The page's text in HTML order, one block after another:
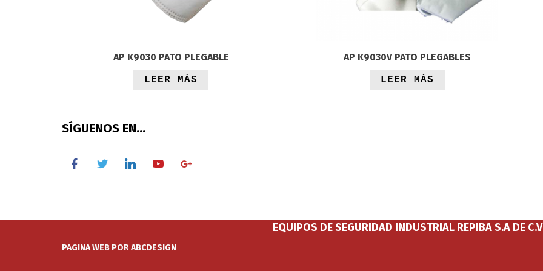
AP K9030 PATO PLEGABLE
LEER MÁS
AP K9030V PATO PLEGABLES
LEER MÁS
SÍGUENOS EN…
facebooktwitterlinkedinyoutubegoogle
EQUIPOS DE SEGURIDAD INDUSTRIAL REPIBA S.A DE C.V
PAGINA WEB POR ABCDESIGN